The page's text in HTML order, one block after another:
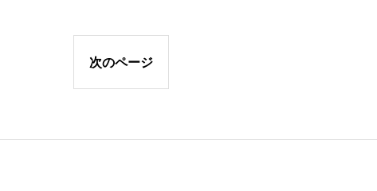
次のページ